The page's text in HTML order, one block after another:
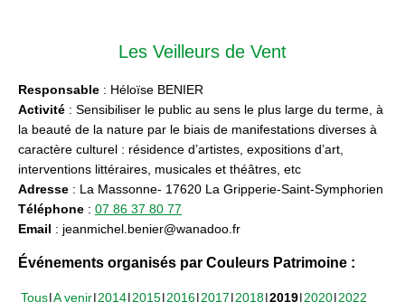
Les Veilleurs de Vent
Responsable : Héloïse BENIER
Activité : Sensibiliser le public au sens le plus large du terme, à
la beauté de la nature par le biais de manifestations diverses à
caractère culturel : résidence d’artistes, expositions d’art,
interventions littéraires, musicales et théâtres, etc
Adresse : La Massonne- 17620 La Gripperie-Saint-Symphorien
Téléphone : 07 86 37 80 77
Email : jeanmichel.benier@wanadoo.fr
Événements organisés par Couleurs Patrimoine :
Tous A venir 2014 2015 2016 2017 2018 2019 2020 2022